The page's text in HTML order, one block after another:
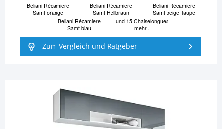
Beliani Ré­ca­mi­e­re
Samt orange
Beliani Ré­ca­mi­e­re
Samt Hellbraun
Beliani Ré­ca­mi­e­re
Samt beige Taupe
Beliani Ré­ca­mi­e­re
Samt blau
und 15 Chaiselongues
mehr...
Zum Vergleich und Ratgeber